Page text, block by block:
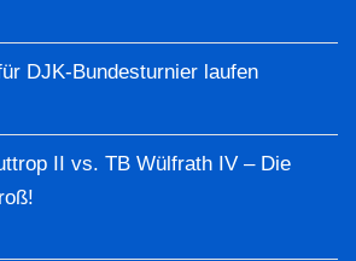
DJK-Bundesturnier laufen
II vs. TB Wülfrath IV – Die